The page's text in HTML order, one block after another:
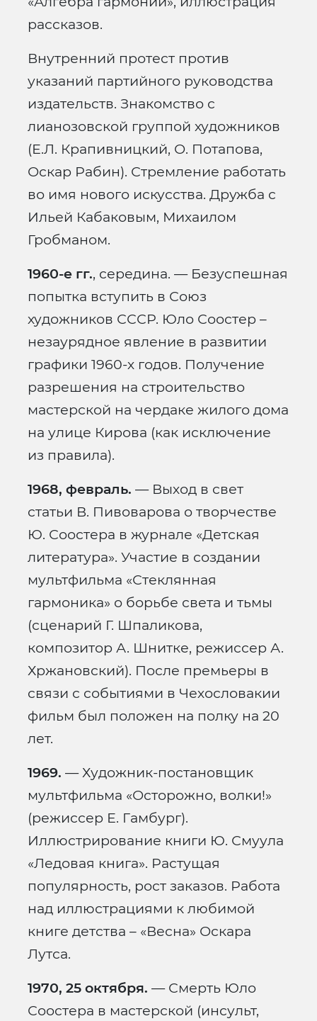
рассказов.
Внутренний протест против
указаний партийного руководства
издательств. Знакомство с
лианозовской группой художников
(Е.Л. Крапивницкий, О. Потапова,
Оскар Рабин). Стремление работать
во имя нового искусства. Дружба с
Ильей Кабаковым, Михаилом
Гробманом.
1960-е гг., середина. — Безуспешная
попытка вступить в Союз
художников СССР. Юло Соостер –
незаурядное явление в развитии
графики 1960-х годов. Получение
разрешения на строительство
мастерской на чердаке жилого дома
на улице Кирова (как исключение
из правила).
1968, февраль. — Выход в свет
статьи В. Пивоварова о творчестве
Ю. Соостера в журнале «Детская
литература». Участие в создании
мультфильма «Стеклянная
гармоника» о борьбе света и тьмы
(сценарий Г. Шпаликова,
композитор А. Шнитке, режиссер А.
Хржановский). После премьеры в
связи с событиями в Чехословакии
фильм был положен на полку на 20
лет.
1969. — Художник-постановщик
мультфильма «Осторожно, волки!»
(режиссер Е. Гамбург).
Иллюстрирование книги Ю. Смуула
«Ледовая книга». Растущая
популярность, рост заказов. Работа
над иллюстрациями к любимой
книге детства – «Весна» Оскара
Лутса.
1970, 25 октября. — Смерть Юло
Соостера в мастерской (инсульт,